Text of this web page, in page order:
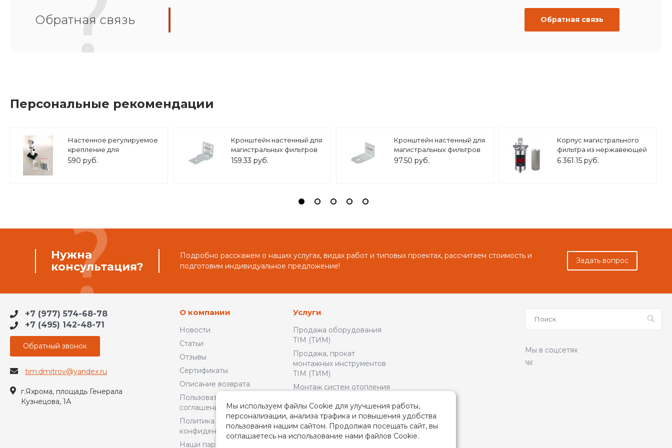
Обратная связь Обратная связь
Персональные рекомендации
Настенное регулируемое
крепление для
расширительного бака (8-
590 руб.
Кронштейн настенный для
магистральных фильтров
10 BB/ 20BB, арт.ZSm.2002
159.33 руб.
Кронштейн настенный для
магистральных фильтров
10 SL, арт.ZSm.2001
97.50 руб.
Корпус магистрального
фильтра из нержавеющей
стали 20ВВ 1" ZEISSLER,
6 361.15 руб.
Нужна
консультация?
Подробно расскажем о наших услугах, видах работ и типовых проектах, рассчитаем стоимость и
подготовим индивидуальное предложение!
Задать вопрос
+7 (977) 574-68-78
+7 (495) 142-48-71
Обратный звонок
tim.dmitrov@yandex.ru
г.Яхрома, площадь Генерала
Кузнецова, 1А
О компании
Новости
Статьи
Отзывы
Сертификаты
Описание возврата
Пользовательское
соглашение
Политика
конфиденциальности
Наши партнеры
Услуги
Продажа оборудования
TIM (ТИМ)
Продажа, прокат
монтажных инструментов
TIM (ТИМ)
Монтаж систем отопления
Доставка и Оплата
Мы в соцсетях
Мы используем файлы Cookie для улучшения работы,
персонализации, анализа трафика и повышения удобства
пользования нашим сайтом. Продолжая посещать сайт, вы
соглашаетесь на использование нами файлов Cookie.